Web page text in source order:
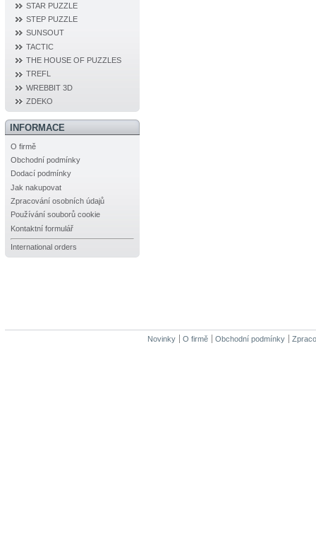
STAR PUZZLE
STEP PUZZLE
SUNSOUT
TACTIC
THE HOUSE OF PUZZLES
TREFL
WREBBIT 3D
ZDEKO
INFORMACE
O firmě
Obchodní podmínky
Dodací podmínky
Jak nakupovat
Zpracování osobních údajů
Používání souborů cookie
Kontaktní formulář
International orders
Novinky O firmě Obchodní podmínky